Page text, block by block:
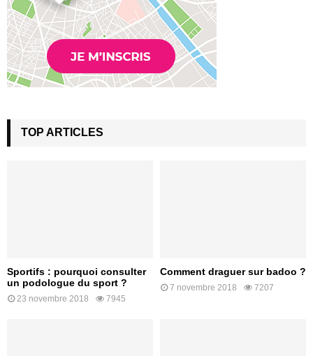
TOP ARTICLES
Sportifs : pourquoi consulter
un podologue du sport ?
23 novembre 2018 7945
Comment draguer sur badoo ?
7 novembre 2018 7207